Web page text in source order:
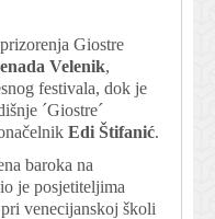
Giostre
Velenik,
festivala, dok je
´Giostre´
Edi Štifanić.
baroka na
je posjetiteljima
venecijanskoj školi